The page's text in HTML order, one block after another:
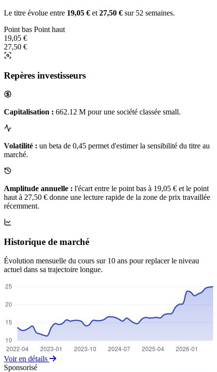
Le titre évolue entre 19,05 € et 27,50 € sur 52 semaines.
Point bas Point haut
19,05 €
27,50 €
Repères investisseurs
Capitalisation : 662.12 M pour une société classée small.
Volatilité : un beta de 0,45 permet d'estimer la sensibilité du titre au
marché.
Amplitude annuelle : l'écart entre le point bas à 19,05 € et le point
haut à 27,50 € donne une lecture rapide de la zone de prix travaillée
récemment.
Historique de marché
Évolution mensuelle du cours sur 10 ans pour replacer le niveau
actuel dans sa trajectoire longue.
Voir en détails
Sponsorisé